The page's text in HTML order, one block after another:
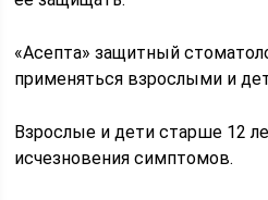
«Асепта» защитный
применяться взрослыми и
Взрослые и дети старше 12
исчезновения симптомов.